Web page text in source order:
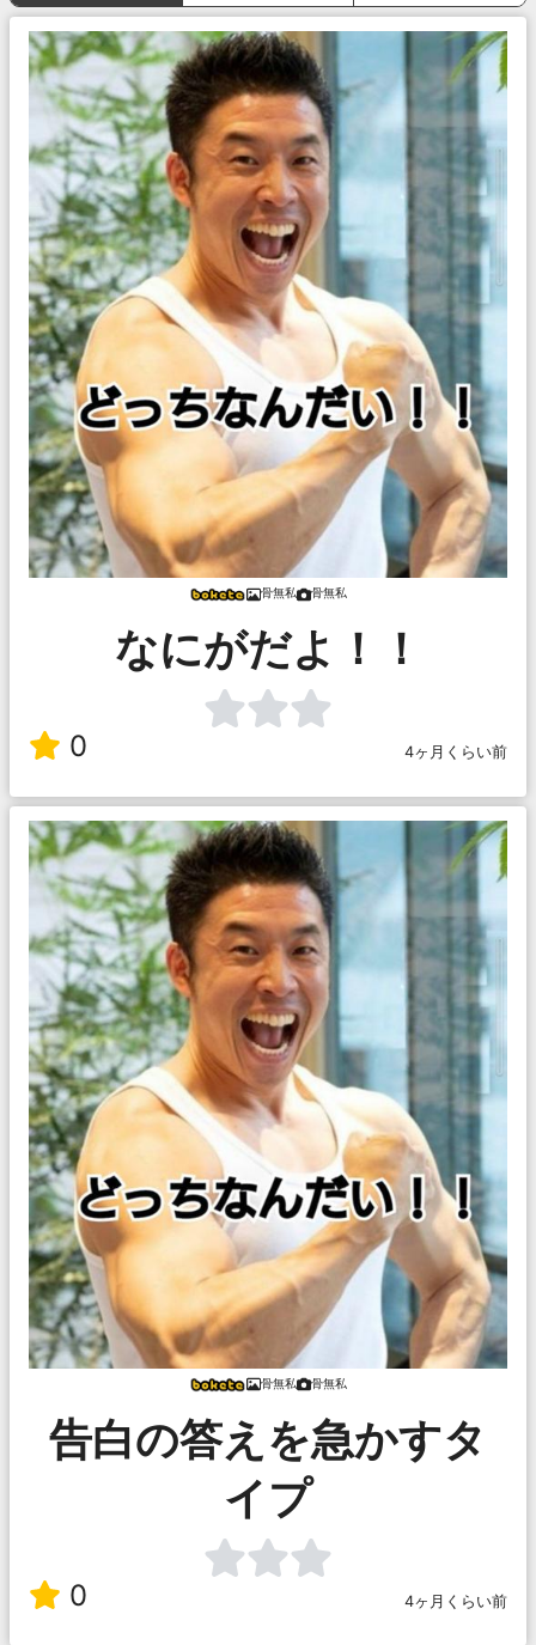
骨無私 骨無私
なにがだよ！！
0 4ヶ月くらい前
骨無私 骨無私
告白の答えを急かすタ
イプ
0 4ヶ月くらい前